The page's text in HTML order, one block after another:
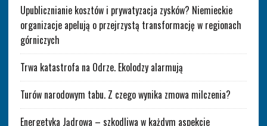
Upublicznianie kosztów i prywatyzacja zysków? Niemieckie
organizacje apelują o przejrzystą transformację w regionach
górniczych
Trwa katastrofa na Odrze. Ekolodzy alarmują
Turów narodowym tabu. Z czego wynika zmowa milczenia?
Energetyka Jądrowa – szkodliwa w każdym aspekcie